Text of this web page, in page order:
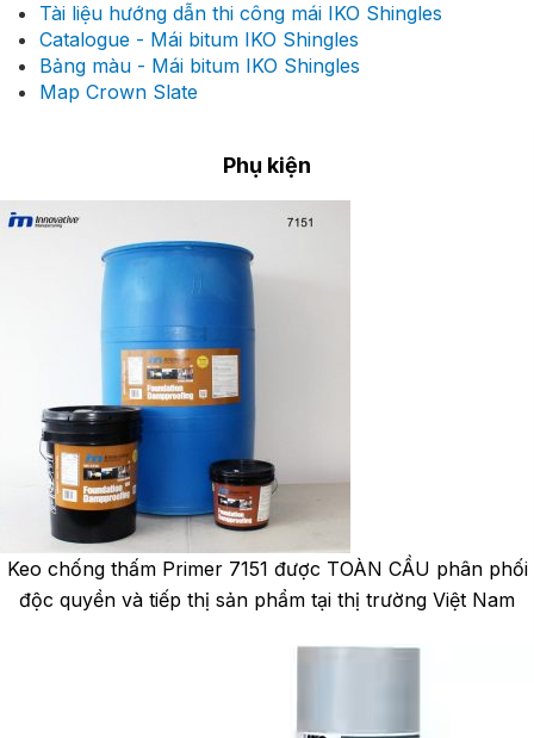
Tài liệu hướng dẫn thi công mái IKO Shingles
Catalogue - Mái bitum IKO Shingles
Bảng màu - Mái bitum IKO Shingles
Map Crown Slate
Phụ kiện
Keo chống thấm Primer 7151 được TOÀN CẦU phân phối
độc quyền và tiếp thị sản phẩm tại thị trường Việt Nam